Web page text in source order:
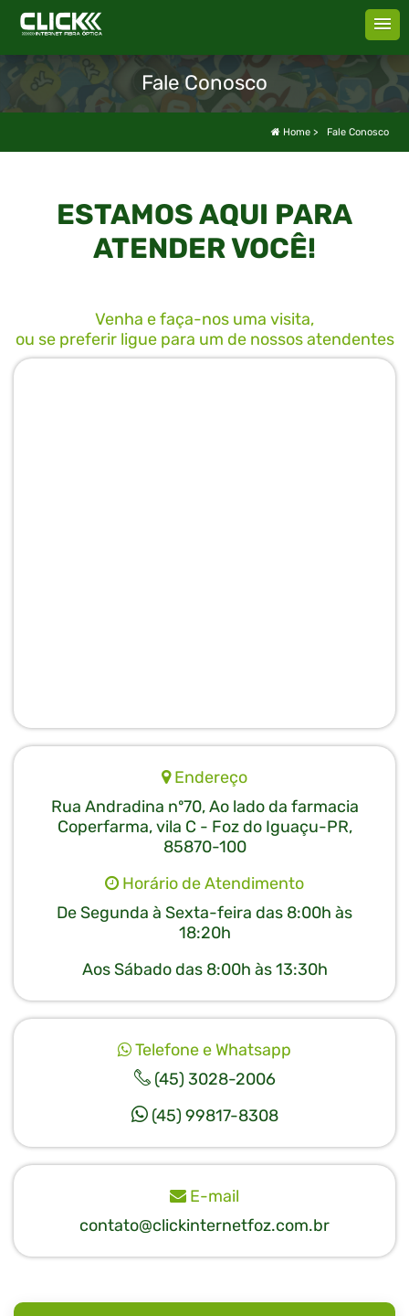
Fale Conosco
Home > Fale Conosco
ESTAMOS AQUI PARA
ATENDER VOCÊ!
Venha e faça-nos uma visita,
ou se preferir ligue para um de nossos atendentes
Endereço
Rua Andradina nº70, Ao lado da farmacia
Coperfarma, vila C - Foz do Iguaçu-PR,
85870-100
Horário de Atendimento
De Segunda à Sexta-feira das 8:00h às
18:20h
Aos Sábado das 8:00h às 13:30h
Telefone e Whatsapp
(45) 3028-2006
(45) 99817-8308
E-mail
contato@clickinternetfoz.com.br